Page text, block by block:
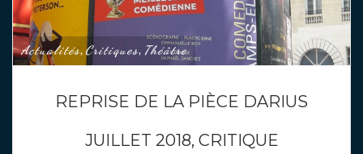
Actualités, Critiques, Théâtre
REPRISE DE LA PIÈCE DARIUS
JUILLET 2018, CRITIQUE